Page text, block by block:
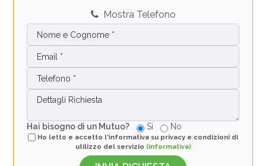
Mostra Telefono
Hai bisogno di un Mutuo? Si No
Ho letto e accetto l'informativa su privacy e condizioni di
utilizzo del servizio (informativa)